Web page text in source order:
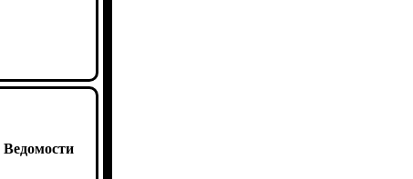
Ведомости